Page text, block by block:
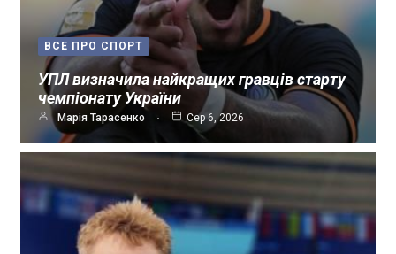
ВСЕ ПРО СПОРТ
УПЛ визначила найкращих гравців старту
чемпіонату України
Марія Тарасенко Сер 6, 2026